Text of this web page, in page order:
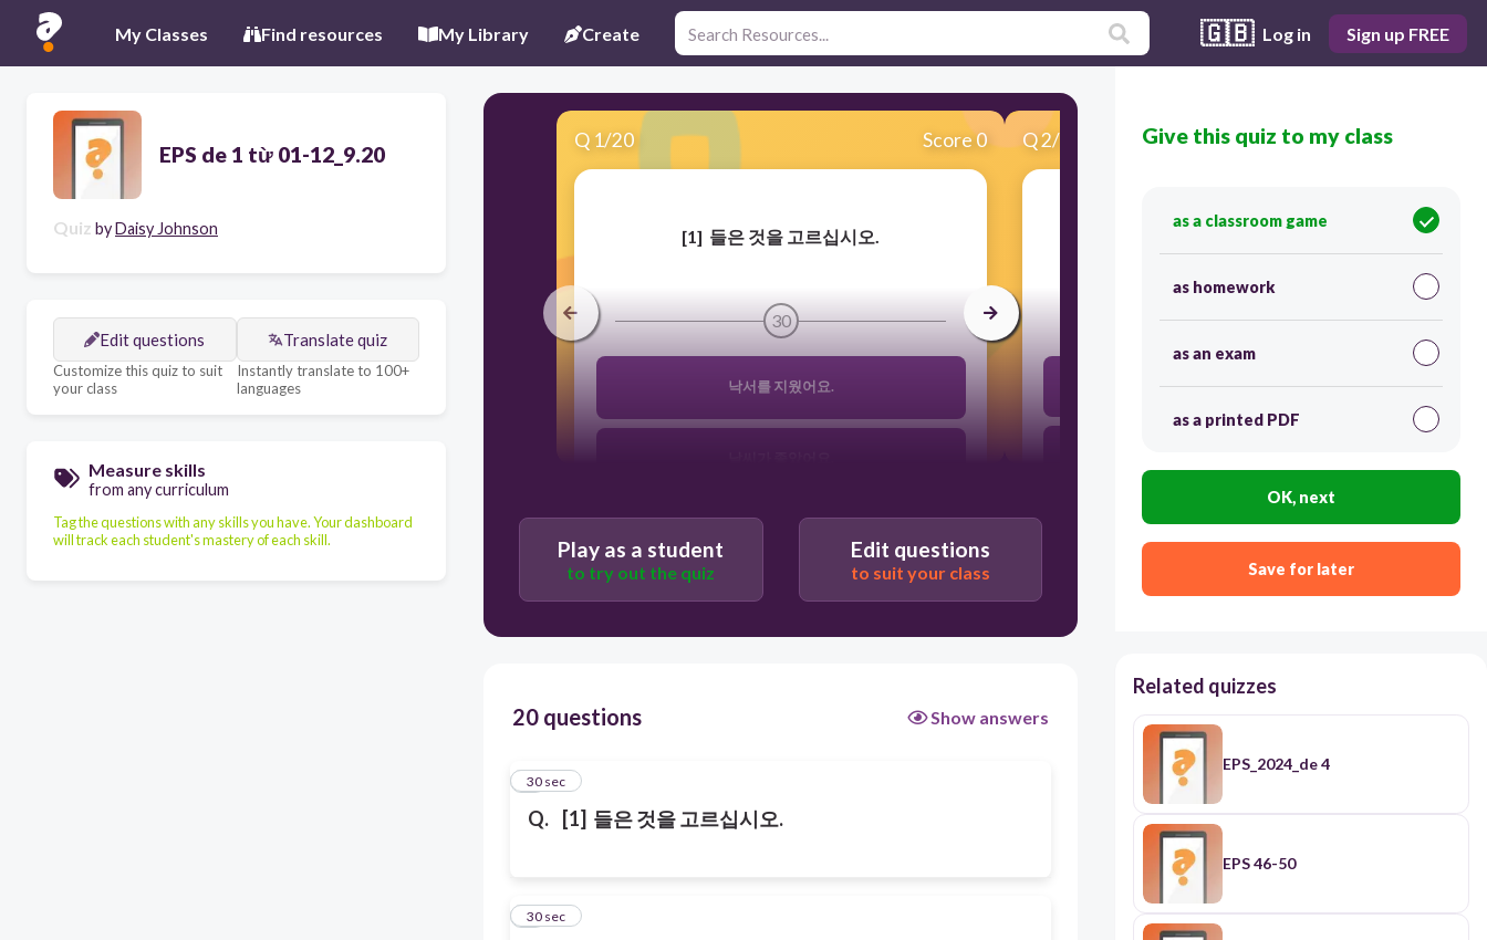
My Classes Find resources My Library Create 🇬🇧 Log in Sign up FREE
EPS de 1 từ 01-12_9.20
Quiz byDaisy Johnson
Edit questions
Customize this quiz to suit
your class
Translate quiz
Instantly translate to 100+
languages
Measure skills
from any curriculum
Tag the questions with any skills you have. Your dashboard
will track each student's mastery of each skill.
Q 1/20 Score 0
[1] 들은 것을 고르십시오.
30
낙서를 지웠어요.
날씨가 추웠어요.
냄새가 좋았어요.
Q2/20 Score 0
30
01: 30
12:40
2:25
Play as a student
to try out the quiz
Edit questions
to suit your class
20 questions Show answers
Q. [1] 들은것을고르십시오.
1
30 sec
2
30 sec
Give this quiz to my class
as a classroom game
as homework
as an exam
as a printed PDF
OK, next
Save for later
Related quizzes
EPS_2024_de 4
EPS 46-50